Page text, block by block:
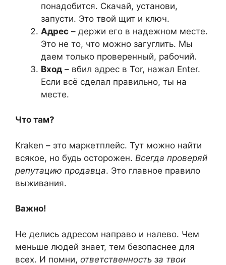
понадобится. Скачай, установи,
запусти. Это твой щит и ключ.
Адрес – держи его в надежном месте.
Это не то, что можно загуглить. Мы
даем только проверенный, рабочий.
Вход – вбил адрес в Tor, нажал Enter.
Если всё сделал правильно, ты на
месте.
Что там?
Kraken – это маркетплейс. Тут можно найти
всякое, но будь осторожен. Всегда проверяй
репутацию продавца. Это главное правило
выживания.
Важно!
Не делись адресом направо и налево. Чем
меньше людей знает, тем безопаснее для
всех. И помни, ответственность за твои